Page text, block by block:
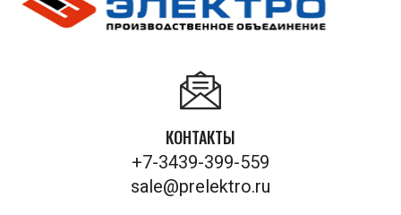
КОНТАКТЫ
+7-3439-399-559
sale@prelektro.ru